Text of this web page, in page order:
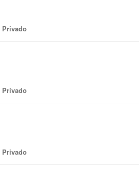
Privado
Privado
Privado